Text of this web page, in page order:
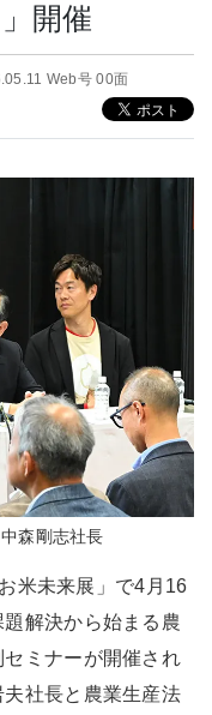
開催
Web号 00面
森剛志社長
米未来展」で4月16
解決から始まる農
ミナーが開催され
社長と農業生産法